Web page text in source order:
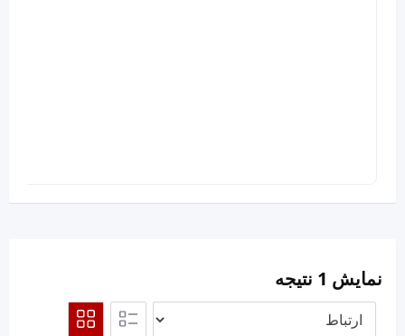
نمایش 1 نتیجه